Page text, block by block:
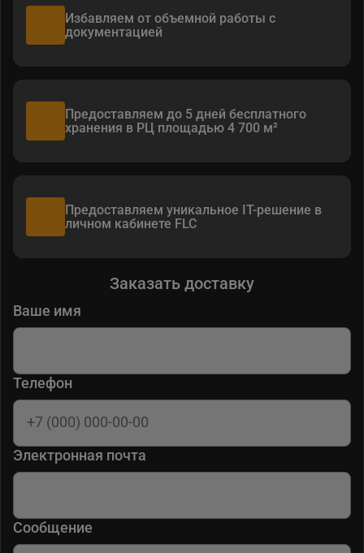
Заказать доставку
Ваше имя
Телефон
Электронная почта
Сообщение
Избавляем от объемной работы с
документацией
Предоставляем до 5 дней бесплатного
хранения в РЦ площадью 4 700 м²
Предоставляем уникальное IT-решение в
личном кабинете FLC